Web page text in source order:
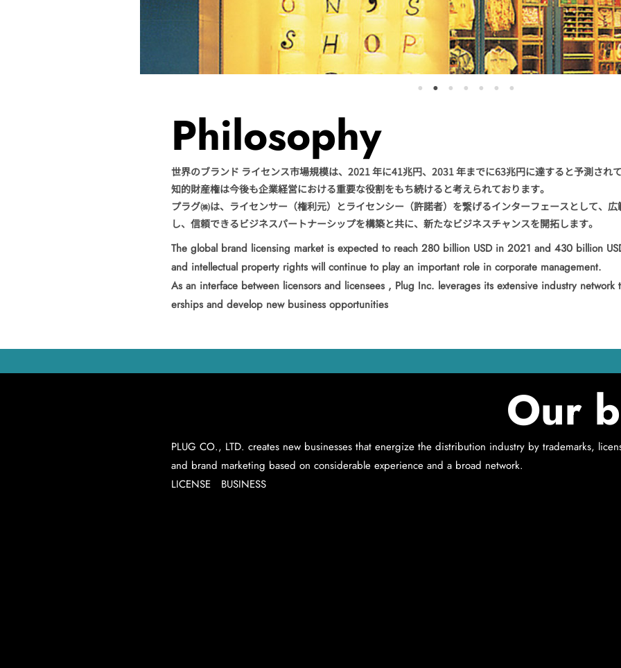
Philosophy
世界のブランド ライセンス市場規模は、2021 年に41兆円、2031 年までに63兆円に達すると予測され
知的財産権は今後も企業経営における重要な役割をもち続けると考えられております。
プラグ㈱は、ライセンサー（権利元）とライセンシー（許諾者）を繋げるインターフェースとして、
し、信頼できるビジネスパートナーシップを構築と共に、新たなビジネスチャンスを開拓します。
The global brand licensing market is expected to reach 280 billion USD in 2021 and 430 billion
and intellectual property rights will continue to play an important role in corporate management.
As an interface between licensors and licensees , Plug Inc. leverages its extensive industry
erships and develop new business opportunities
Our
PLUG CO., LTD. creates new businesses that energize the distribution industry by trademarks,
and brand marketing based on considerable experience and a broad network.
LICENSE BUSINESS